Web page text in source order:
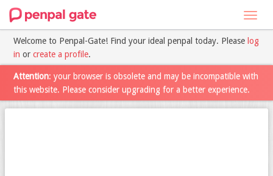
Welcome to Penpal-Gate! Find your ideal penpal today. Please log
in or create a profile.
Attention: your browser is obsolete and may be incompatible with
this website. Please consider upgrading for a better experience.